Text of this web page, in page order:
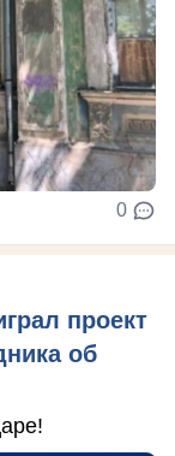
0
проект
об